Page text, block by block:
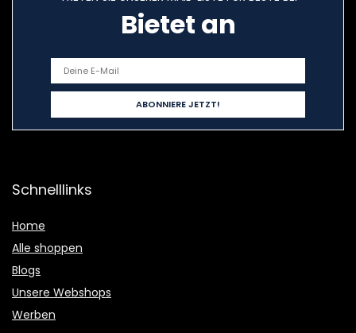
Bietet an
Schnelllinks
Home
Alle shoppen
Blogs
Unsere Webshops
Werben